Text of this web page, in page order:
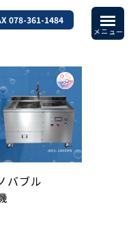
078-361-1484
バブル